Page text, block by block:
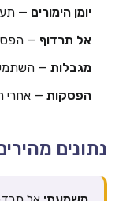
יומן הימורים —
אל תרדוף —
מגבלות —
הפסקות — אחרי
נתונים